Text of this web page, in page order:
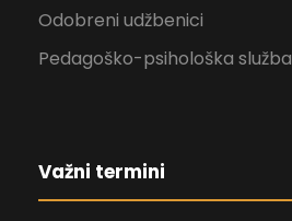
Odobreni udžbenici
Pedagoško-psihološka služba
Važni termini